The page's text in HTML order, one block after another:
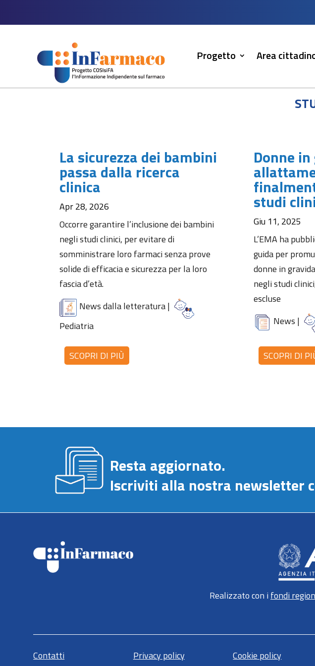
Progetto Area
La sicurezza dei bambini
passa dalla ricerca
clinica
Apr 28, 2026
Occorre garantire l’inclusione dei bambini
negli studi clinici, per evitare di
somministrare loro farmaci senza prove
solide di efficacia e sicurezza per la loro
fascia d’età.
News dalla letteratura|
Pediatria
SCOPRI DI PIÙ
Donne
studi
Giu 11, 2025
L’EMA ha
guida per
donne in
negli studi
escluse
News |
SCOPRI DI
Resta aggiornato.
Iscriviti alla nostra newsletter
Realizzato con ifondi
Contatti Privacy policy Cookie policy